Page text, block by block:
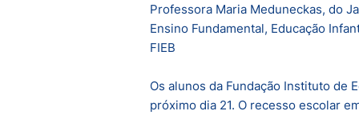
Professora Maria Meduneckas, do
Ensino Fundamental, Educação
FIEB
Os alunos da Fundação Instituto de
próximo dia 21. O recesso escolar